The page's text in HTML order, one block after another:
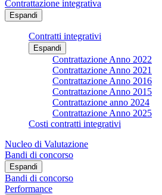
Contrattazione integrativa
Espandi
Contratti integrativi
Espandi
Contrattazione Anno 2022
Contrattazione Anno 2021
Contrattazione Anno 2016
Contrattazione Anno 2015
Contrattazione anno 2024
Contrattazione Anno 2025
Costi contratti integrativi
Nucleo di Valutazione
Bandi di concorso
Espandi
Bandi di concorso
Performance